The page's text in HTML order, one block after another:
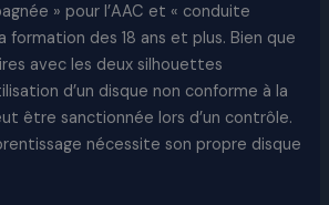
» pour l’AAC et « conduite
formation des 18 ans et plus. Bien que
avec les deux silhouettes
d’un disque non conforme à la
être sanctionnée lors d’un contrôle.
nécessite son propre disque